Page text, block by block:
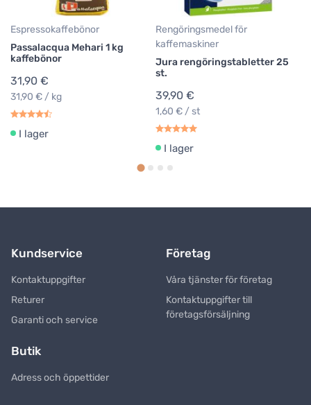
Espressokaffebönor
Passalacqua Mehari 1 kg
kaffebönor
31,90 €
31,90 € / kg
I lager
Rengöringsmedel för
kaffemaskiner
Jura rengöringstabletter 25
st.
39,90 €
1,60 € / st
I lager
Kundservice
Kontaktuppgifter
Returer
Garanti och service
Företag
Våra tjänster för företag
Kontaktuppgifter till
företagsförsäljning
Butik
Adress och öppettider